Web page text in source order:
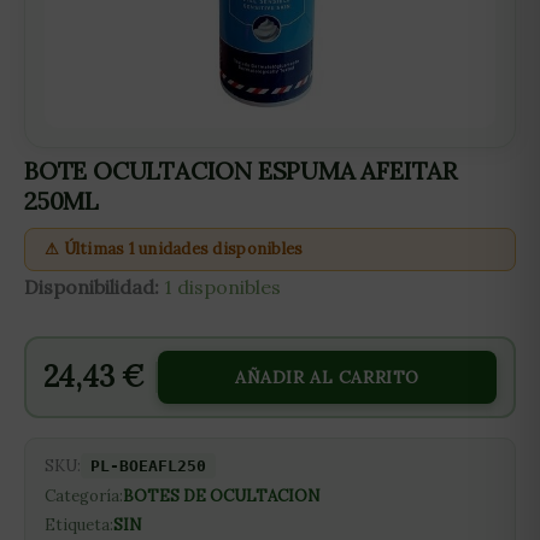
BOTE OCULTACION ESPUMA AFEITAR
250ML
⚠ Últimas 1 unidades disponibles
Disponibilidad: 1 disponibles
24,43 € AÑADIR AL CARRITO
SKU: PL-BOEAFL250
Categoría:BOTES DE OCULTACION
Etiqueta:SIN